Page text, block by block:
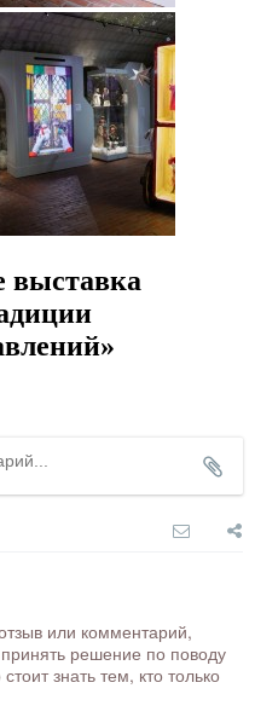
выставка
или комментарий,
решение по поводу
знать тем, кто только